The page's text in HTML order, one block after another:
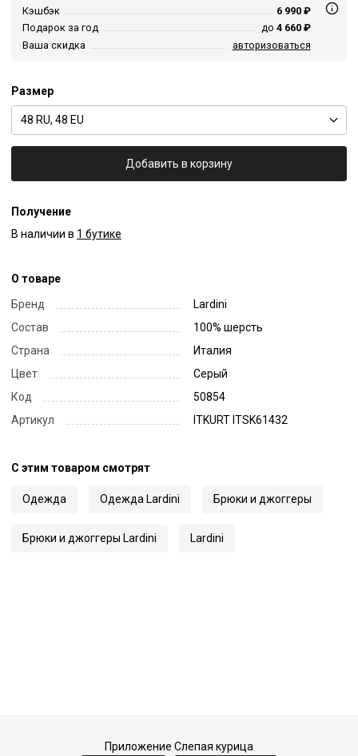
Кэшбэк
6 990 ₽
Подарок за год
до 4 660 ₽
Ваша скидка
авторизоваться
Размер
48 RU, 48 EU
Добавить в корзину
Получение
В наличии в 1 бутике
О товаре
Бренд
Lardini
Состав
100% шерсть
Страна
Италия
Цвет
Серый
Код
50854
Артикул
ITKURT ITSK61432
С этим товаром смотрят
Одежда Одежда Lardini Брюки и джоггеры
Брюки и джоггеры Lardini Lardini
Приложение Слепая курица